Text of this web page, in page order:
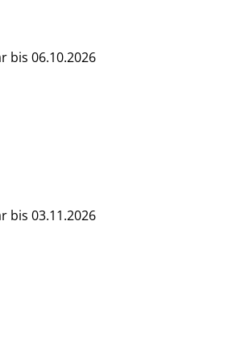
bis 06.10.2026
bis 03.11.2026